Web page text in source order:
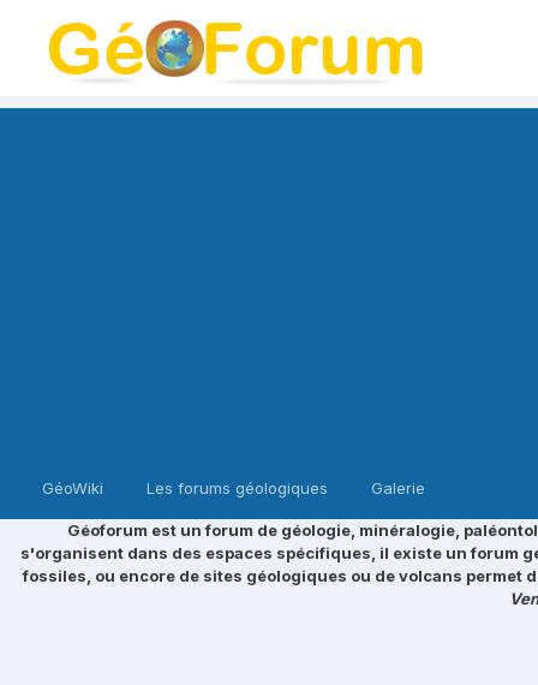
GéoWiki Les forums géologiques Galerie
Géoforum est un forum de géologie, minéralogie,
s'organisent dans des espaces spécifiques, il existe un forum
fossiles, ou encore de sites géologiques ou de volcans permet